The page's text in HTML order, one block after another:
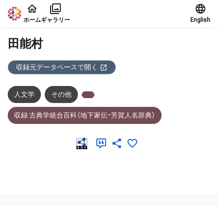
本文に飛ぶ
ホームギャラリー English
田能村
収録元データベースで開く
人文学 その他
収録:古典学統合百科（地下家伝・芳賀人名辞典）